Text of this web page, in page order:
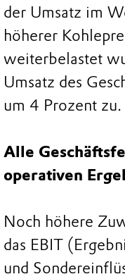
der Umsatz im
höherer
weiterbelastet
Umsatz des
um 4 Prozent zu.
Alle
operativen
Noch höhere
das EBIT
und